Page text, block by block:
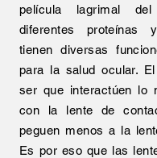
película lagrimal
diferentes proteínas
tienen diversas
para la salud ocular.
ser que interactúen lo
con la lente de
peguen menos a la
Es por eso que las